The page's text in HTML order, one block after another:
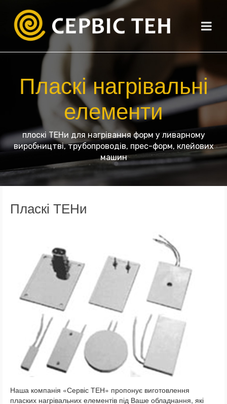
Пласкі нагрівальні
елементи
плоскі ТЕНи для нагрівання форм у ливарному
виробництві, трубопроводів, прес-форм, клейових
машин
Пласкі ТЕНи
Наша компанія «Сервіс ТЕН» пропонує виготовлення
пласких нагрівальних елементів під Ваше обладнання, які